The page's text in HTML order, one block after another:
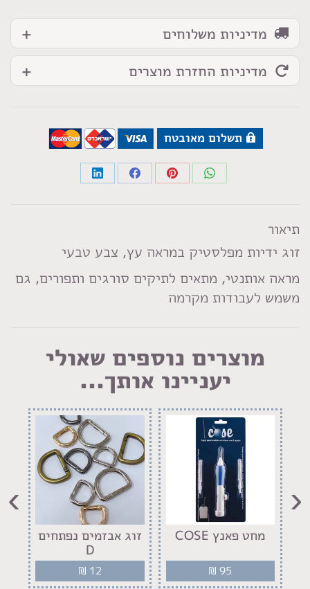
מדיניות משלוחים
מדיניות החזרת מוצרים
תשלום מאובטח
Share
Share
Share
Share
תיאור
זוג ידיות מפלסטיק במראה עץ, צבע טבעי
מראה אותנטי, מתאים לתיקים סורגים ותפורים, גם
משמש לעבודות מקרמה
מוצרים נוספים שאולי
יעניינו אותך...
מחט פאנץ COSE
₪ 95
זוג אבזמים נפתחים
D
₪ 12
‹
›